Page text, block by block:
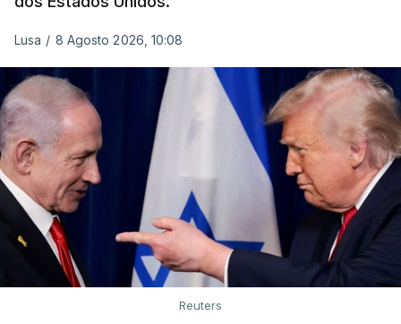
Lusa / 8 Agosto 2026, 10:08
Reuters